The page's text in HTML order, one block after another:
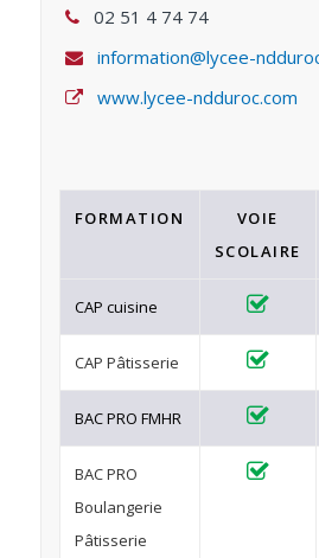
02 51 4 74 74
information@lycee-
www.lycee-ndduroc.com
FORMATION
VOIE
SCOLAIRE
CAP cuisine
CAP Pâtisserie
BAC PRO FMHR
BAC PRO
Boulangerie
Pâtisserie